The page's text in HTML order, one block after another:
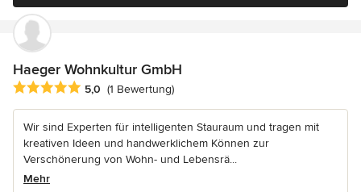
Haeger Wohnkultur GmbH
Durchschnittliche Bewertung: 5 von 5 Sternen
5,0 (1 Bewertung)
Wir sind Experten für intelligenten Stauraum und tragen mit
kreativen Ideen und handwerklichem Können zur
Verschönerung von Wohn- und Lebensrä...
Mehr